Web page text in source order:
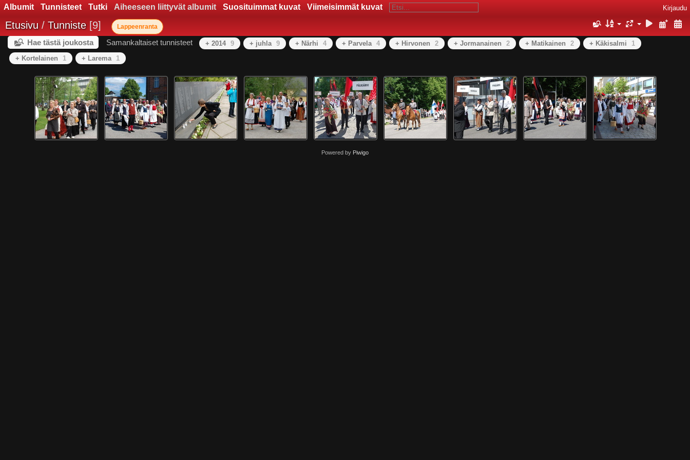
Albumit Tunnisteet Tutki Aiheeseen liittyvät albumit Suosituimmat kuvat Viimeisimmät kuvat Kirjaudu
Etusivu/ Tunniste 9 Lappeenranta
Hae tästä joukosta Samankaltaiset tunnisteet + 2014 9 + juhla 9 + Närhi 4 + Parvela 4 + Hirvonen 2 + Jormanainen 2 + Matikainen 2 + Käkisalmi
1
+ Kortelainen
1 + Larema 1
Powered by Piwigo